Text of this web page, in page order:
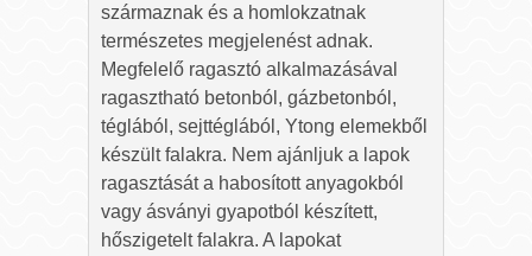
származnak és a homlokzatnak
természetes megjelenést adnak.
Megfelelő ragasztó alkalmazásával
ragasztható betonból, gázbetonból,
téglából, sejttéglából, Ytong elemekből
készült falakra. Nem ajánljuk a lapok
ragasztását a habosított anyagokból
vagy ásványi gyapotból készített,
hőszigetelt falakra. A lapokat